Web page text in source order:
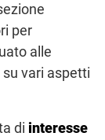
per
alle
vari aspetti
di interesse